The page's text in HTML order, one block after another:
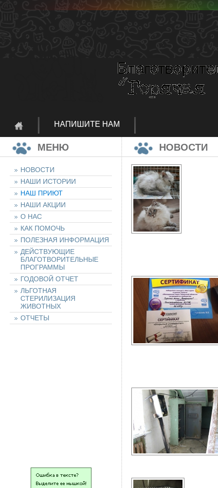
НАПИШИТЕ НАМ
МЕНЮ
НОВОСТИ
НАШИ ИСТОРИИ
НАШ ПРИЮТ
НАШИ АКЦИИ
О НАС
КАК ПОМОЧЬ
ПОЛЕЗНАЯ ИНФОРМАЦИЯ
ДЕЙСТВУЮЩИЕ
БЛАГОТВОРИТЕЛЬНЫЕ
ПРОГРАММЫ
ГОДОВОЙ ОТЧЕТ
ЛЬГОТНАЯ
СТЕРИЛИЗАЦИЯ
ЖИВОТНЫХ
ОТЧЕТЫ
НОВОСТИ